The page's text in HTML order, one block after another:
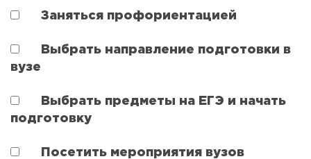
Заняться профориентацией
Выбрать направление подготовки в
вузе
Выбрать предметы на ЕГЭ и начать
подготовку
Посетить мероприятия вузов